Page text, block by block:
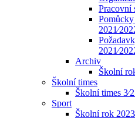
Pracovní
Archiv
Školní
Školní times
Školní times
Sport
Školní rok